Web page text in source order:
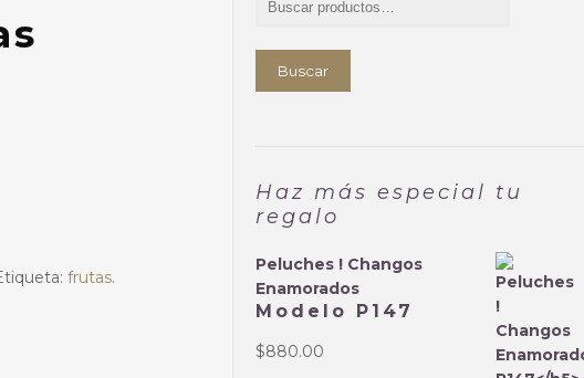
frutas.
Buscar
Haz más especial tu
regalo
Peluches ! Changos
Enamorados
Modelo P147
$880.00